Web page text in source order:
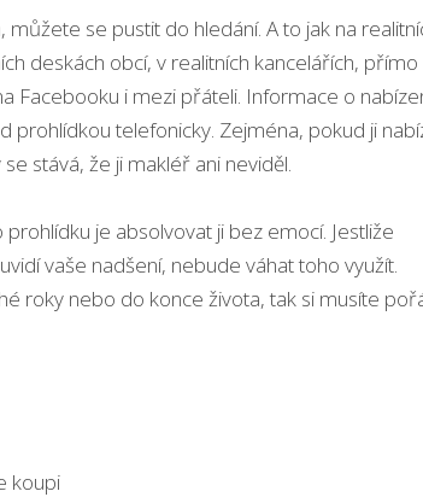
můžete se pustit do hledání. A to jak na
deskách obcí, v realitních kancelářích, přímo
Facebooku i mezi přáteli. Informace o
prohlídkou telefonicky. Zejména, pokud ji
stává, že ji makléř ani neviděl.
je absolvovat ji bez emocí. Jestliže
vaše nadšení, nebude váhat toho využít.
roky nebo do konce života, tak si musíte
koupi